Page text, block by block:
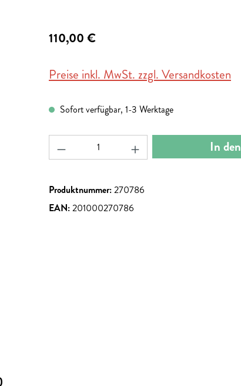
110,00 €
Preise inkl. MwSt. zzgl. Versandkosten
Sofort verfügbar, 1-3 Werktage
Produkt Anzahl: Gib den In
Produktnummer:270786
EAN:201000270786